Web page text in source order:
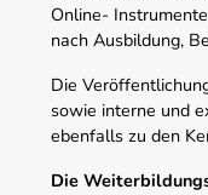
Online-
nach Ausbildung,
Die
sowie interne und
ebenfalls zu den
Die